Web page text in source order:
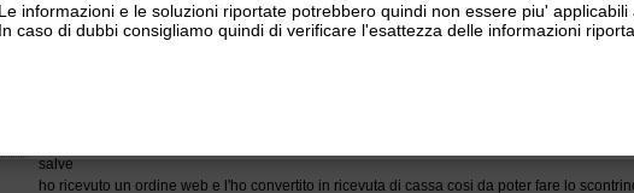
TECNICO GRATUITO>Gestionale Ready Pro>Logistica, lotti e matricole, picking, corrieri e
salve
ho ricevuto un ordine web e l'ho convertito in ricevuta di cassa cosi da poter fare lo
Le informazioni e le soluzioni riportate potrebbero quindi non essere piu'
In caso di dubbi consigliamo quindi di verificare l'esattezza delle informazioni